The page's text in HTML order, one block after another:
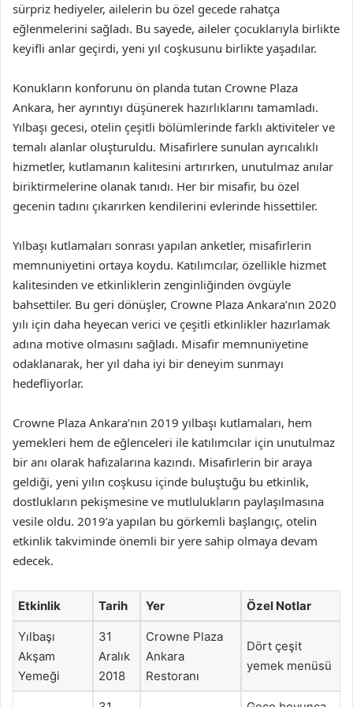
sürpriz hediyeler, ailelerin bu özel gecede rahatça
eğlenmelerini sağladı. Bu sayede, aileler çocuklarıyla birlikte
keyifli anlar geçirdi, yeni yıl coşkusunu birlikte yaşadılar.
Konukların konforunu ön planda tutan Crowne Plaza
Ankara, her ayrıntıyı düşünerek hazırlıklarını tamamladı.
Yılbaşı gecesi, otelin çeşitli bölümlerinde farklı aktiviteler ve
temalı alanlar oluşturuldu. Misafirlere sunulan ayrıcalıklı
hizmetler, kutlamanın kalitesini artırırken, unutulmaz anılar
biriktirmelerine olanak tanıdı. Her bir misafir, bu özel
gecenin tadını çıkarırken kendilerini evlerinde hissettiler.
Yılbaşı kutlamaları sonrası yapılan anketler, misafirlerin
memnuniyetini ortaya koydu. Katılımcılar, özellikle hizmet
kalitesinden ve etkinliklerin zenginliğinden övgüyle
bahsettiler. Bu geri dönüşler, Crowne Plaza Ankara’nın 2020
yılı için daha heyecan verici ve çeşitli etkinlikler hazırlamak
adına motive olmasını sağladı. Misafir memnuniyetine
odaklanarak, her yıl daha iyi bir deneyim sunmayı
hedefliyorlar.
Crowne Plaza Ankara’nın 2019 yılbaşı kutlamaları, hem
yemekleri hem de eğlenceleri ile katılımcılar için unutulmaz
bir anı olarak hafızalarına kazındı. Misafirlerin bir araya
geldiği, yeni yılın coşkusu içinde buluştuğu bu etkinlik,
dostlukların pekişmesine ve mutlulukların paylaşılmasına
vesile oldu. 2019’a yapılan bu görkemli başlangıç, otelin
etkinlik takviminde önemli bir yere sahip olmaya devam
edecek.
Etkinlik Tarih Yer Özel Notlar
Yılbaşı
Akşam
Yemeği
31
Aralık
2018
Crowne Plaza
Ankara
Restoranı
Dört çeşit
yemek menüsü